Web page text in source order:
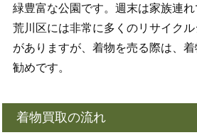
緑豊富な公園です。週末は家族連れ
荒川区には非常に多くのリサイク
がありますが、着物を売る際は、
勧めです。
着物買取の流れ